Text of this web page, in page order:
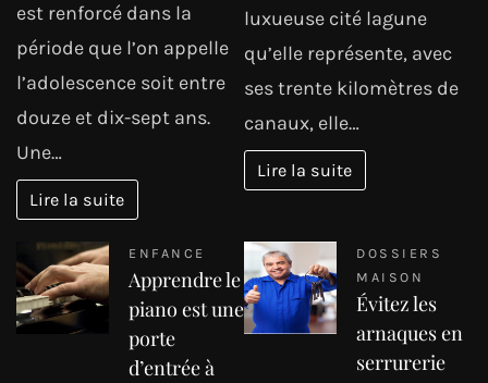
est renforcé dans la
période que l’on appelle
l’adolescence soit entre
douze et dix-sept ans.
Une…
Lire la suite
luxueuse cité lagune
qu’elle représente, avec
ses trente kilomètres de
canaux, elle…
Lire la suite
ENFANCE
Apprendre le
piano est une
porte
d’entrée à
DOSSIERS
MAISON
Évitez les
arnaques en
serrurerie